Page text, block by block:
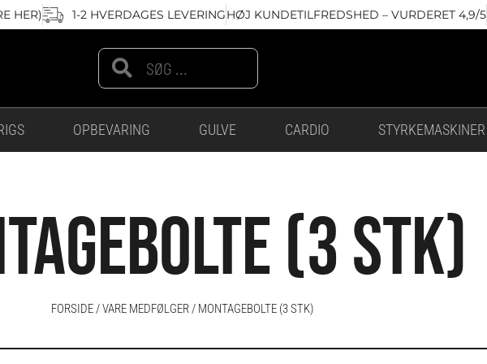
HER) 1-2 HVERDAGES LEVERINGHØJ KUNDETILFREDSHED – VURDERET 4,9/5
Search
OPBEVARING GULVE CARDIO STYRKEMASKINER
(3 STK)
FORSIDE/ VARE MEDFØLGER / MONTAGEBOLTE (3 STK)